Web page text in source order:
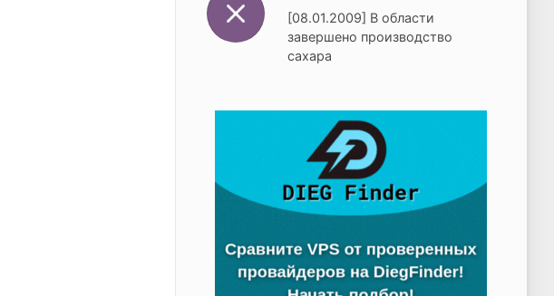
[08.01.2009] В области
завершено производство
сахара